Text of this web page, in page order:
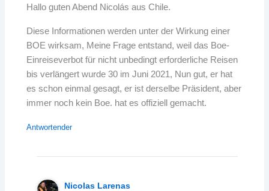
Hallo guten Abend Nicolás aus Chile.
Diese Informationen werden unter der Wirkung einer
BOE wirksam, Meine Frage entstand, weil das Boe-
Einreiseverbot für nicht unbedingt erforderliche Reisen
bis verlängert wurde 30 im Juni 2021, Nun gut, er hat
es schon einmal gesagt, er ist derselbe Präsident, aber
immer noch kein Boe. hat es offiziell gemacht.
Antwortender
Nicolas Larenas